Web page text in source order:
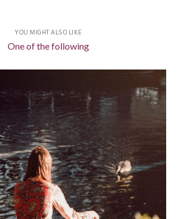
YOU MIGHT ALSO LIKE
One of the following